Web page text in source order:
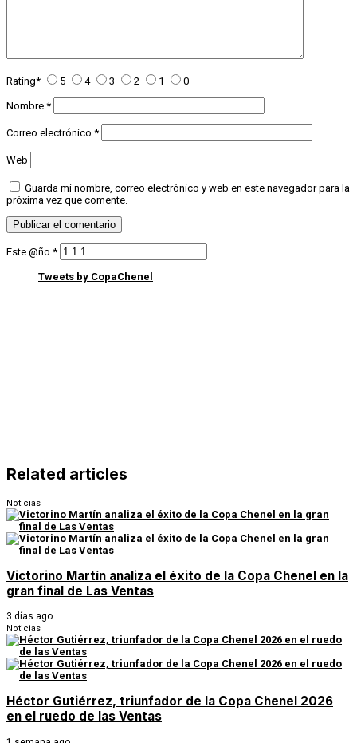
Rating* 5 4 3 2 1 0
Nombre *
Correo electrónico *
Web
Guarda mi nombre, correo electrónico y web en este navegador para la
próxima vez que comente.
Este @ño *
Tweets by CopaChenel
Related articles
Noticias
Victorino Martín analiza el éxito de la Copa Chenel en la
gran final de Las Ventas
3 días ago
Noticias
Héctor Gutiérrez, triunfador de la Copa Chenel 2026
en el ruedo de las Ventas